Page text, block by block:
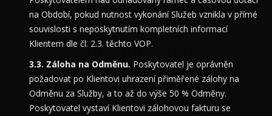
na Období, pokud nutnost vykonání Služeb vznikla v přímé
souvislosti s neposkytnutím kompletních informací
Klientem dle čl. 2.3. těchto VOP.
Záloha na Odměnu. Poskytovatel je oprávněn
požadovat po Klientovi uhrazení přiměřené zálohy na
Odměnu za Služby, a to až do výše 50 % Odměny.
Poskytovatel vystaví Klientovi zálohovou fakturu se